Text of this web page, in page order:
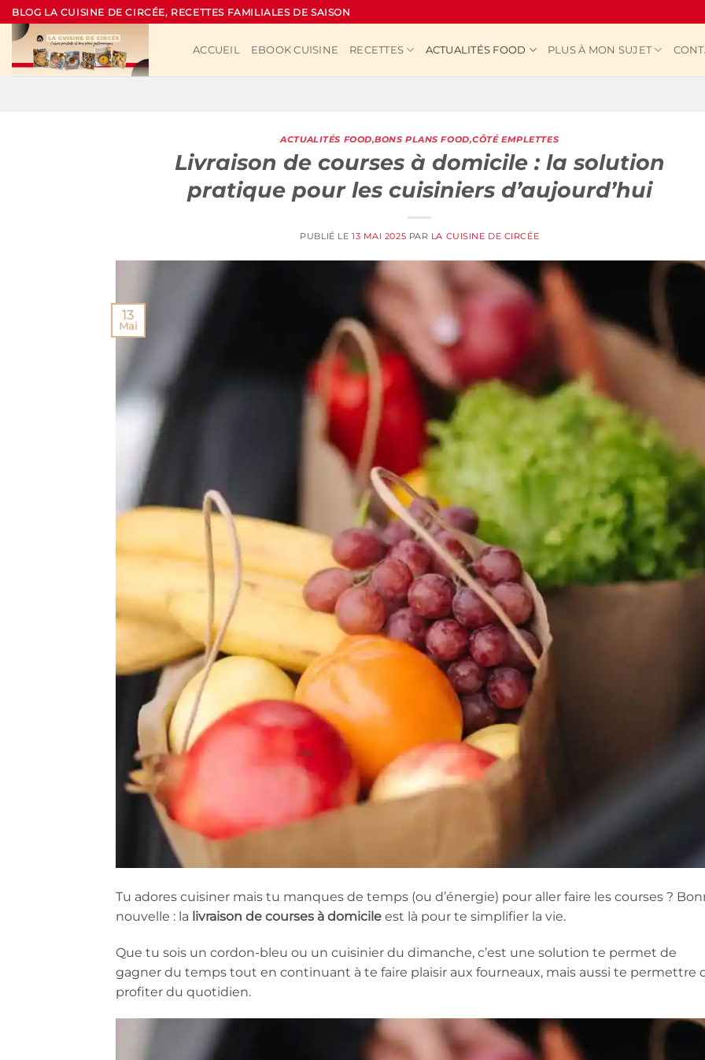
Passer
au
contenu
BLOG LA CUISINE DE CIRCÉE, RECETTES FAMILIALES DE SAISON
ACCUEIL EBOOK CUISINE RECETTES ACTUALITÉS FOOD PLUS À MON SUJET
ACTUALITÉS FOOD,BONS PLANS FOOD,CÔTÉ EMPLETTES
Livraison de courses à domicile : la solution
pratique pour les cuisiniers d’aujourd’hui
PUBLIÉ LE 13 MAI 2025 PAR LA CUISINE DE CIRCÉE
13
Mai
Tu adores cuisiner mais tu manques de temps (ou d’énergie) pour aller faire les courses ?
nouvelle : la livraison de courses à domicile est là pour te simplifier la vie.
Que tu sois un cordon-bleu ou un cuisinier du dimanche, c’est une solution te permet de
gagner du temps tout en continuant à te faire plaisir aux fourneaux, mais aussi te permettre
profiter du quotidien.